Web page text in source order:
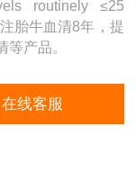
routinely ≤25
胎牛血清8年，提
产品。
在线客服